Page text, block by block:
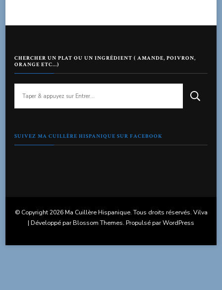
CHERCHER UN PLAT OU UN INGRÉDIENT ( AMANDE, POIVRON,
ORANGE ETC…)
recherchiez
?
SUIVEZ MA CUILLÈRE HISPANIQUE SUR FACEBOOK
© Copyright 2026Ma Cuillère Hispanique. Tous droits réservés. Vilva
| Développé parBlossom Themes. Propulsé parWordPress